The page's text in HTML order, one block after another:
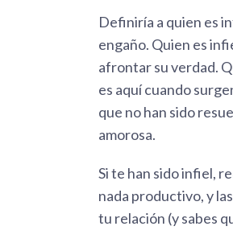
Definiría a quien es
engaño. Quien es
afrontar su verdad.
es aquí cuando
que no han sido
amorosa.
Si te han sido infiel,
nada productivo, y
tu relación (y sabes